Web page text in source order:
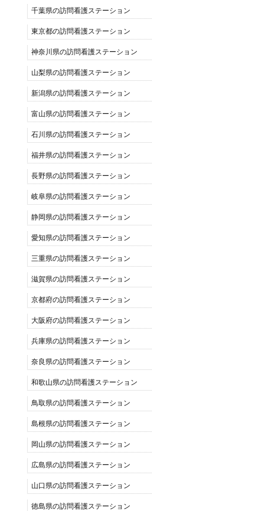
千葉県の訪問看護ステーション
東京都の訪問看護ステーション
神奈川県の訪問看護ステーション
山梨県の訪問看護ステーション
新潟県の訪問看護ステーション
富山県の訪問看護ステーション
石川県の訪問看護ステーション
福井県の訪問看護ステーション
長野県の訪問看護ステーション
岐阜県の訪問看護ステーション
静岡県の訪問看護ステーション
愛知県の訪問看護ステーション
三重県の訪問看護ステーション
滋賀県の訪問看護ステーション
京都府の訪問看護ステーション
大阪府の訪問看護ステーション
兵庫県の訪問看護ステーション
奈良県の訪問看護ステーション
和歌山県の訪問看護ステーション
鳥取県の訪問看護ステーション
島根県の訪問看護ステーション
岡山県の訪問看護ステーション
広島県の訪問看護ステーション
山口県の訪問看護ステーション
徳島県の訪問看護ステーション